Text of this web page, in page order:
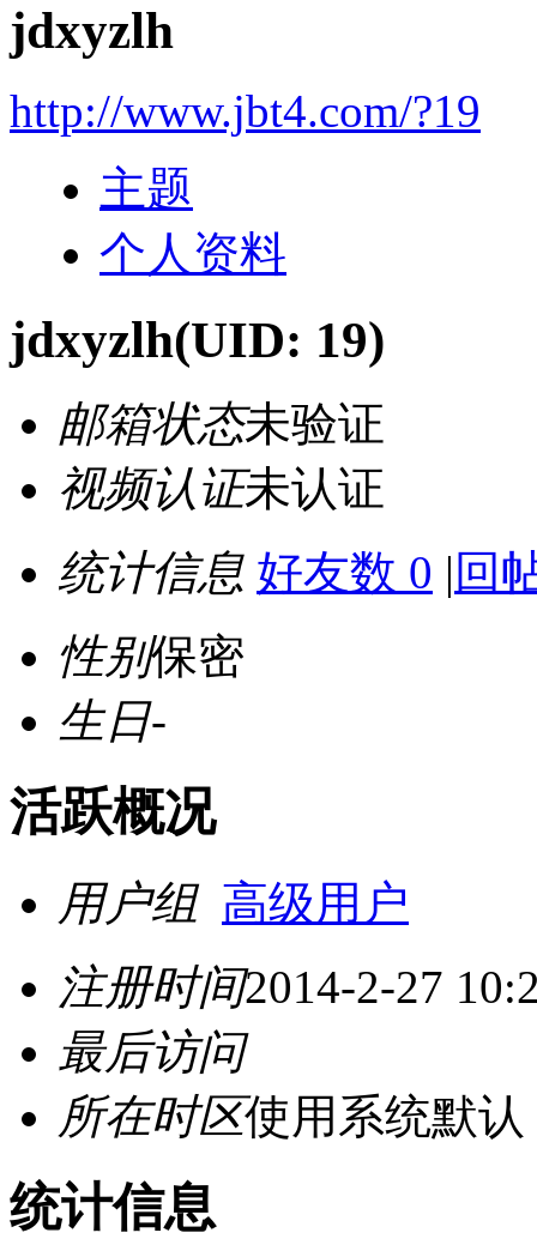
jdxyzlh
http://www.jbt4.com/?19
主题
个人资料
jdxyzlh(UID: 19)
邮箱状态未验证
视频认证未认证
统计信息 好友数 0 | 回
性别保密
生日-
活跃概况
用户组 高级用户
注册时间2014-2-27
最后访问
所在时区使用系统默认
统计信息